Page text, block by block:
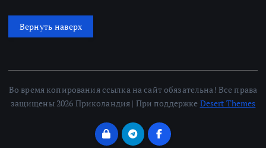
Вернуть наверх
Во время копирования ссылка на сайт обязательна! Все права
защищены 2026 Приколандия | При поддержке Desert Themes